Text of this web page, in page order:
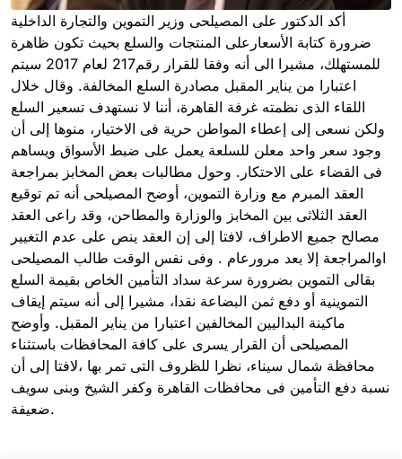
أكد الدكتور على المصيلحى وزير التموين والتجارة الداخلية
ضرورة كتابة الأسعارعلى المنتجات والسلع بحيث تكون ظاهرة
للمستهلك، مشيرا الى أنه وفقا للقرار رقم217 لعام 2017 سيتم
اعتبارا من يناير المقبل مصادرة السلع المخالفة. وقال خلال
اللقاء الذى نظمته غرفة القاهرة، أننا لا نستهدف تسعير السلع
ولكن نسعى إلى إعطاء المواطن حرية فى الاختيار، منوها إلى أن
وجود سعر واحد معلن للسلعة يعمل على ضبط الأسواق ويساهم
فى القضاء على الاحتكار. وحول مطالبات بعض المخابز بمراجعة
العقد المبرم مع وزارة التموين، أوضح المصيلحى أنه تم توقيع
العقد الثلاثى بين المخابز والوزارة والمطاحن، وقد راعى العقد
مصالح جميع الاطراف، لافتا إلى إن العقد ينص على عدم التغيير
اوالمراجعة إلا بعد مرورعام . وفى نفس الوقت طالب المصيلحى
بقالى التموين بضرورة سرعة سداد التأمين الخاص بقيمة السلع
التموينية أو دفع ثمن البضاعة نقدا، مشيرا إلى أنه سيتم إيقاف
ماكينة البداليين المخالفين اعتبارا من يناير المقبل. وأوضح
المصيلحى أن القرار يسرى على كافة المحافظات باستثناء
محافظة شمال سيناء، نظرا للظروف التى تمر بها ،لافتا إلى أن
نسبة دفع التأمين فى محافظات القاهرة وكفر الشيخ وبنى سويف
ضعيفة.